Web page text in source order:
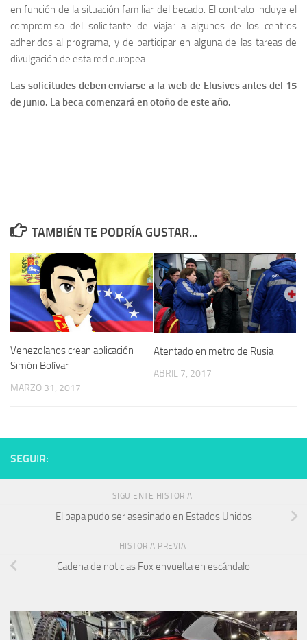
en función de la situación familiar del becado. El contrato incluye el
compromiso del solicitante de viajar a algunos de los centros
adheridos al programa, y de participar en alguna de las tareas de
divulgación de esta red europea.
Las solicitudes deben enviarse a la web de Elusives antes del 15
de junio. La beca comenzará en otoño de este año.
TAMBIÉN TE PODRÍA GUSTAR...
Venezolanos crean aplicación
Simón Bolívar
MARZO 31, 2017
Atentado en metro de Rusia
ABRIL 7, 2017
SEGUIR:
SIGUIENTE HISTORIA
El papa pudo ser asesinado en Estados Unidos
HISTORIA PREVIA
Cadena de noticias Fox envuelta en escándalo